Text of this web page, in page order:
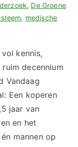
, De Groene
, medische
kennis,
decennium
Vandaag
Een koperen
jaar van
en het
mannen op